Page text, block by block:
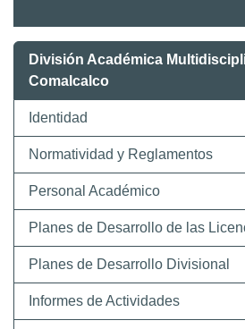
División Académica
Comalcalco
Identidad
Normatividad y Reglamentos
Personal Académico
Planes de Desarrollo de las
Planes de Desarrollo Divisional
Informes de Actividades